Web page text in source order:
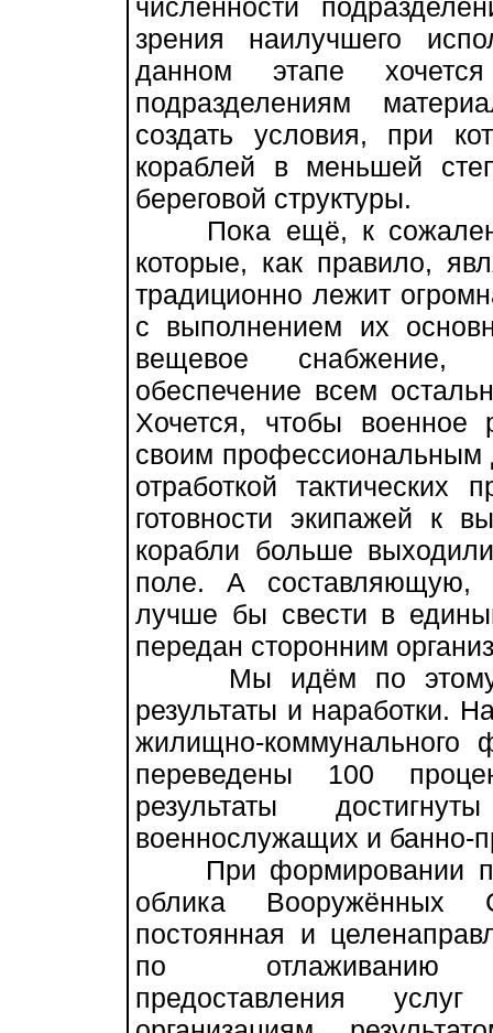
численности
зрения наилучшего
данном этапе
подразделениям
создать условия, при
кораблей в меньшей
береговой структуры.
Пока ещё, к
которые, как правило,
традиционно лежит
с выполнением их
вещевое снабжение,
обеспечение всем
Хочется, чтобы военное
своим профессиональным
отработкой тактических
готовности экипажей к
корабли больше
поле. А составляющую,
лучше бы свести в
передан сторонним
Мы идём по этому
результаты и наработки.
жилищно-
переведены 100
результаты
военнослужащих и банно-
При формировании
облика Вооружённых
постоянная и
по отлаживанию
предоставления услуг